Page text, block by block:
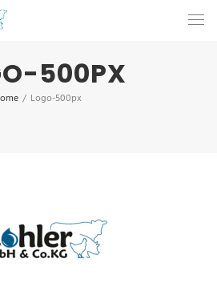
500PX
/ Logo-500px